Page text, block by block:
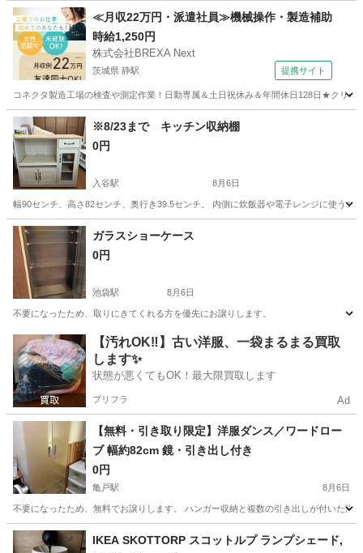
東京 渋谷区 代々木上原駅 寝具
≪月収22万円・派遣社員≫機械操作・製造補助
時給1,250円
株式会社BREXA Next
茨城県 静駅 提携サイト
コネクタ製造工場の検査や測定作業！日勤専属＆土日祝休み＆年間休日128日★クリ
茨城 常陸大宮市 静駅 その他
※8/23まで キッチン収納棚
0円
入谷駅 8月6日
幅90センチ、高さ82センチ、奥行き39.5センチ。 内側に炊飯器や電子レンジに使う
東京 台東区 入谷駅 収納家具
ガラスショーケース
0円
池袋駅 8月6日
不要になったため、取りにきてくれる方を優先にお譲りします。
東京 豊島区 池袋駅 収納家具
【汚れOK‼️】古い洋服、一袋まるまる買取
します✨
状態が悪くてもOK！最大限買取します
プリフラ Ad
【無料・引き取り限定】洋服ダンス／ワードロー
ブ 幅約82cm 鏡・引き出し付き
0円
亀戸駅 8月6日
不要になったため、無料でお譲りします。 ハンガー収納と複数の引き出しが付いた
東京 江東区
IKEA SKOTTORP スコットルプ ランプシェード,